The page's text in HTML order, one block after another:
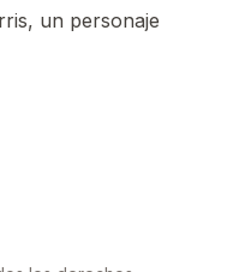
un personaje